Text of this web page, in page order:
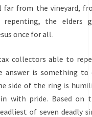
far from the vineyard,
repenting, the elders
once for all.
collectors able to
answer is something to
side of the ring is
with pride. Based on
of seven deadly